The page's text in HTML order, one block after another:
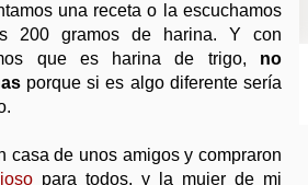
una receta o la escuchamos
200 gramos de harina. Y con
que es harina de trigo, no
porque si es algo diferente sería
casa de unos amigos y compraron
para todos, y la mujer de mi